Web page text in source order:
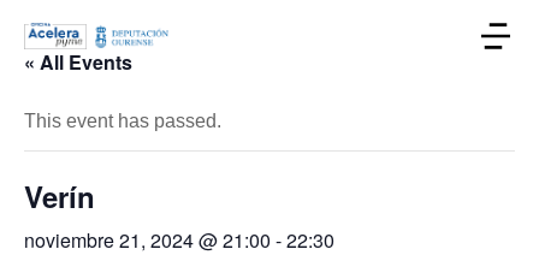
« All Events
This event has passed.
Verín
noviembre 21, 2024 @ 21:00 -22:30